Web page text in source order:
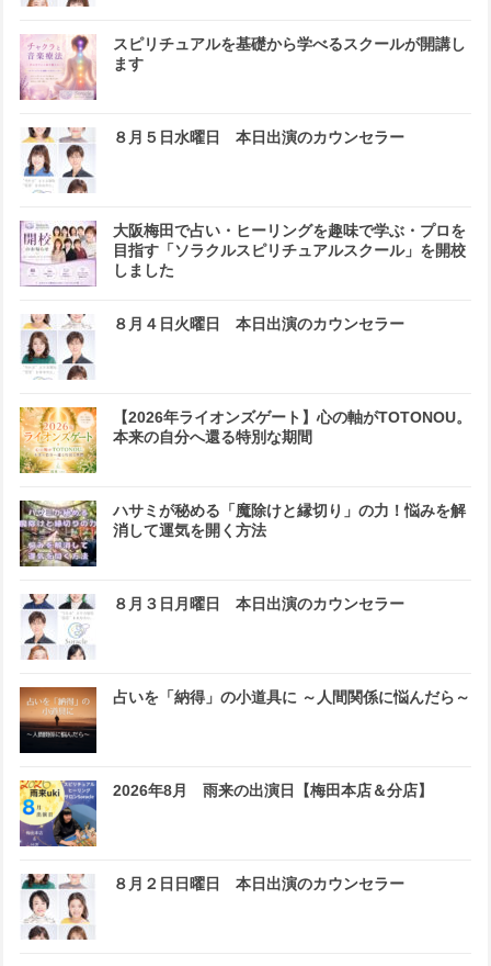
スピリチュアルを基礎から学べるスクールが開講し
ます
８月５日水曜日 本日出演のカウンセラー
大阪梅田で占い・ヒーリングを趣味で学ぶ・プロを
目指す「ソラクルスピリチュアルスクール」を開校
しました
８月４日火曜日 本日出演のカウンセラー
【2026年ライオンズゲート】心の軸がTOTONOU。
本来の自分へ還る特別な期間
ハサミが秘める「魔除けと縁切り」の力！悩みを解
消して運気を開く方法
８月３日月曜日 本日出演のカウンセラー
占いを「納得」の小道具に ～人間関係に悩んだら～
2026年8月 雨来の出演日【梅田本店＆分店】
８月２日日曜日 本日出演のカウンセラー